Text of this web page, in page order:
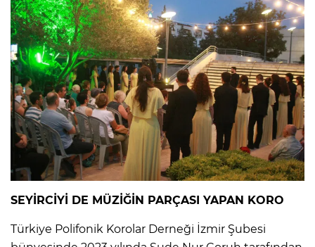
SEYİRCİYİ DE MÜZİĞİN PARÇASI YAPAN KORO
Türkiye Polifonik Korolar Derneği İzmir Şubesi